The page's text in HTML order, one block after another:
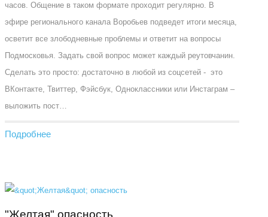
часов. Общение в таком формате проходит регулярно. В
эфире регионального канала Воробьев подведет итоги месяца,
осветит все злободневные проблемы и ответит на вопросы
Подмосковья. Задать свой вопрос может каждый реутовчанин.
Сделать это просто: достаточно в любой из соцсетей - это
ВКонтакте, Твиттер, Фэйсбук, Одноклассники или Инстаграм –
выложить пост…
Подробнее
"Желтая" опасность